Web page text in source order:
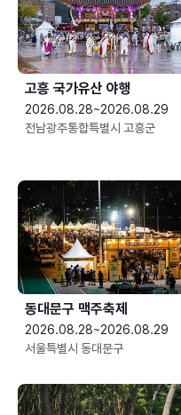
고흥 국가유산 야행
2026.08.28~2026.08.29
전남광주통합특별시 고흥군
동대문구 맥주축제
2026.08.28~2026.08.29
서울특별시 동대문구